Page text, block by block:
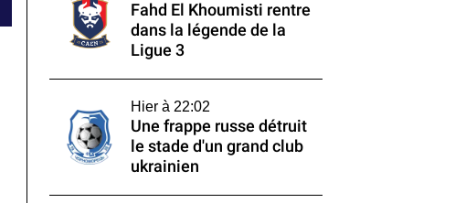
Fahd El Khoumisti rentre
dans la légende de la
Ligue 3
Hier à 22:02
Une frappe russe détruit
le stade d'un grand club
ukrainien